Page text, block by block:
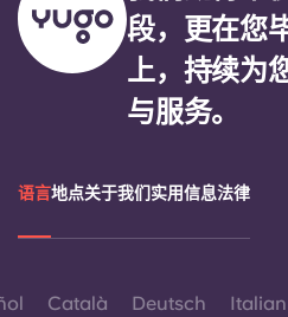
段，更在您
上，持续为
与服务。
语言地点关于我们实用信息法律
Català Deutsch Italian